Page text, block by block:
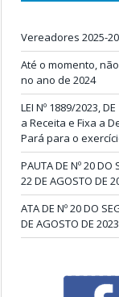
Vereadores 2025-
Até o momento,
no ano de 2024
LEI Nº 1889/2023,
a Receita e Fixa a
Pará para o
PAUTA DE Nº 20 DO
22 DE AGOSTO DE
ATA DE Nº 20 DO
DE AGOSTO DE 2023